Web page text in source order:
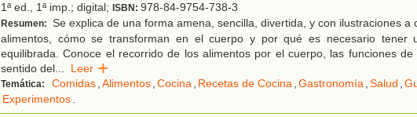
1ª ed., 1ª imp.; digital; ISBN: 978-84-9754-738-3
Resumen: Se explica de una forma amena, sencilla, divertida, y con ilustraciones a
alimentos, cómo se transforman en el cuerpo y por qué es necesario tener
equilibrada. Conoce el recorrido de los alimentos por el cuerpo, las funciones
sentido del
Leer
Temática: Comidas Alimentos Cocina Recetas de Cocina Gastronomía Salud
Experimentos